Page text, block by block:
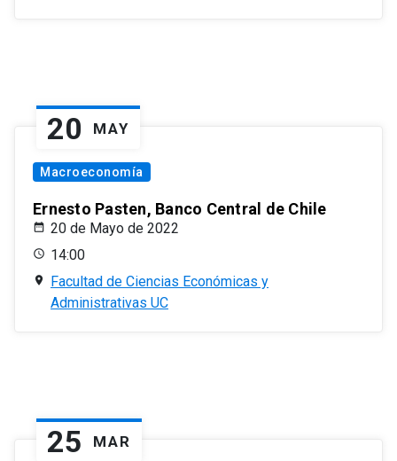
20 MAY
Macroeconomía
Ernesto Pasten, Banco Central de Chile
20 de Mayo de 2022
14:00
Facultad de Ciencias Económicas y
Administrativas UC
25 MAR